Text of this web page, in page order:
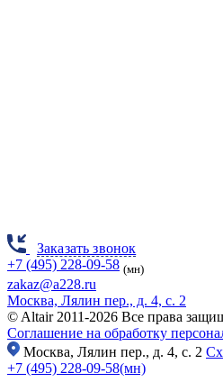
Заказать звонок
+7 (495) 228-09-58 (мн)
zakaz@a228.ru
Москва, Лялин пер., д. 4, с. 2
© Altair 2011-2026 Все права
Соглашение на обработку
Москва, Лялин пер., д. 4, с. 2
+7 (495) 228-09-58(мн)